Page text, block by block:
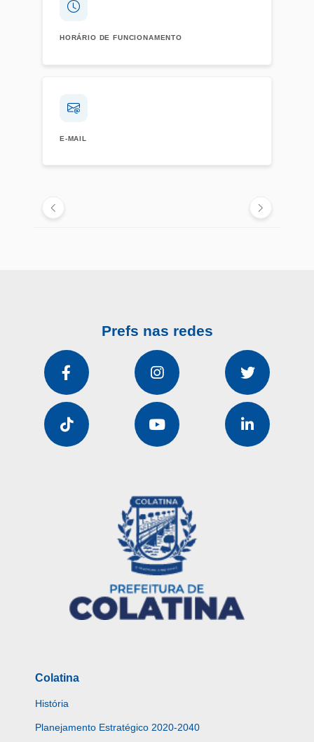
HORÁRIO DE FUNCIONAMENTO
E-MAIL
Prefs nas redes
Colatina
História
Planejamento Estratégico 2020-2040